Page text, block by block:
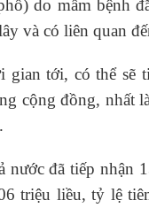
do mầm bệnh
và có liên quan
tới, có thể sẽ
cộng đồng, nhất
nước đã tiếp nhận
triệu liều, tỷ lệ